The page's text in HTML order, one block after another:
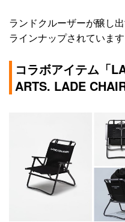
ランドクルーザーが醸し
ラインナップされています
コラボアイテム「
ARTS. LADE